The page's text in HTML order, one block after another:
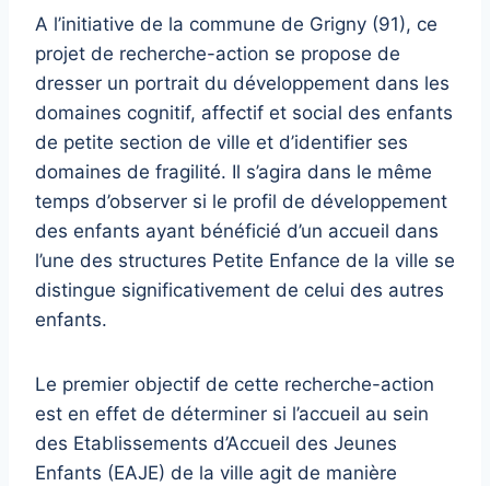
A l’initiative de la commune de Grigny (91), ce
projet de recherche-action se propose de
dresser un portrait du développement dans les
domaines cognitif, affectif et social des enfants
de petite section de ville et d’identifier ses
domaines de fragilité. Il s’agira dans le même
temps d’observer si le profil de développement
des enfants ayant bénéficié d’un accueil dans
l’une des structures Petite Enfance de la ville se
distingue significativement de celui des autres
enfants.
Le premier objectif de cette recherche-action
est en effet de déterminer si l’accueil au sein
des Etablissements d’Accueil des Jeunes
Enfants (EAJE) de la ville agit de manière